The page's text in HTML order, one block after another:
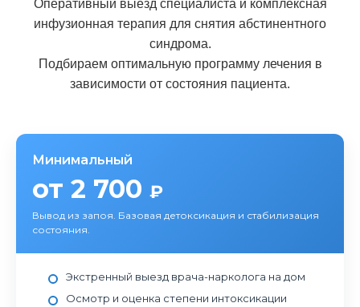
Оперативный выезд специалиста и комплексная
инфузионная терапия для снятия абстинентного
синдрома.
Подбираем оптимальную программу лечения в
зависимости от состояния пациента.
Минимальный
от 2 700 ₽
Вывод из запоя. Базовая детоксикация и стабилизация
состояния.
Экстренный выезд врача-нарколога на дом
Осмотр и оценка степени интоксикации